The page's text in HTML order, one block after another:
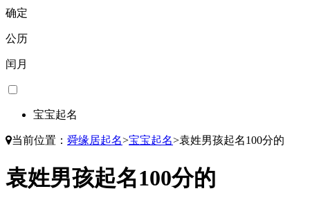
确定
公历
闰月
宝宝起名
当前位置： 舜缘居起名>宝宝起名>袁姓男孩起名100分的
袁姓男孩起名100分的